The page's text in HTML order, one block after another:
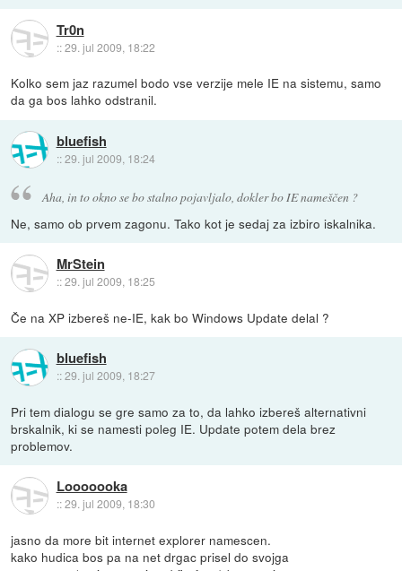
Tr0n
::29. jul 2009, 18:22
Kolko sem jaz razumel bodo vse verzije mele IE na sistemu, samo
da ga bos lahko odstranil.
bluefish
::29. jul 2009, 18:24
Aha, in to okno se bo stalno pojavljalo, dokler bo IE nameščen ?
Ne, samo ob prvem zagonu. Tako kot je sedaj za izbiro iskalnika.
MrStein
::29. jul 2009, 18:25
Če na XP izbereš ne-IE, kak bo Windows Update delal ?
bluefish
::29. jul 2009, 18:27
Pri tem dialogu se gre samo za to, da lahko izbereš alternativni
brskalnik, ki se namesti poleg IE. Update potem dela brez
problemov.
Looooooka
::29. jul 2009, 18:30
jasno da more bit internet explorer namescen.
kako hudica bos pa na net drgac prisel do svojga